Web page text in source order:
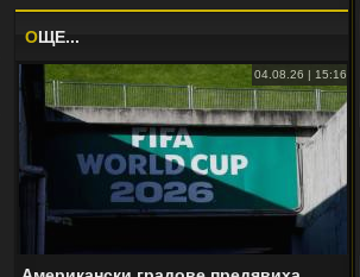
OЩЕ...
04.08.26 | 15:16